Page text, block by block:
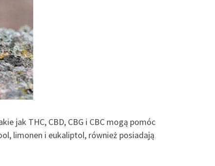
jak THC, CBD, CBG i CBC mogą pomóc
limonen i eukaliptol, również posiadają